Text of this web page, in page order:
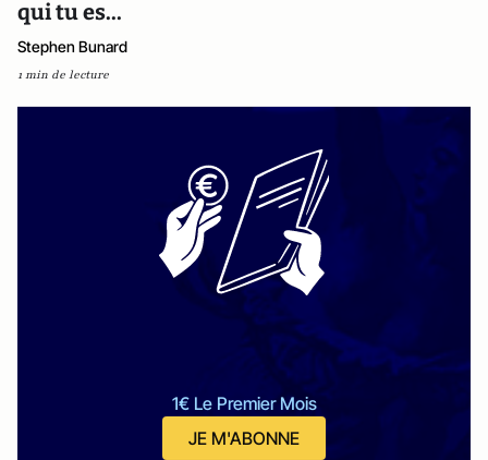
qui tu es...
Stephen Bunard
1 min de lecture
1€ Le Premier Mois
JE M'ABONNE